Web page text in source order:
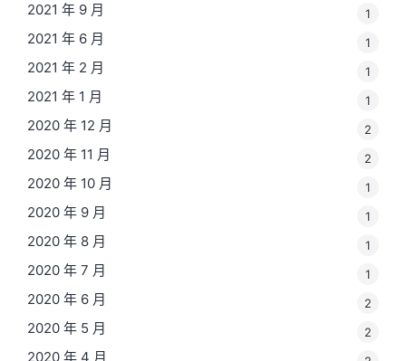
2021 年 9 月 1
2021 年 6 月 1
2021 年 2 月 1
2021 年 1 月 1
2020 年 12 月 2
2020 年 11 月 2
2020 年 10 月 1
2020 年 9 月 1
2020 年 8 月 1
2020 年 7 月 1
2020 年 6 月 2
2020 年 5 月 2
2020 年 4 月